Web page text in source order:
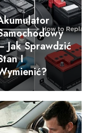
Jak Sprawdzić
I